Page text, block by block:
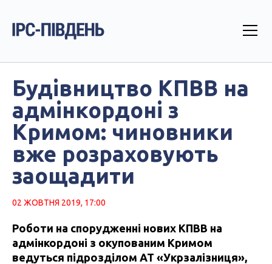
Будівництво КПВВ на
адмінкордоні з
Кримом: чиновники
вже розраховують
заощадити
02 ЖОВТНЯ 2019, 17:00
Роботи на спорудженні нових КПВВ на
адмінкордоні з окупованим Кримом
ведуться підрозділом АТ «Укрзалізниця»,